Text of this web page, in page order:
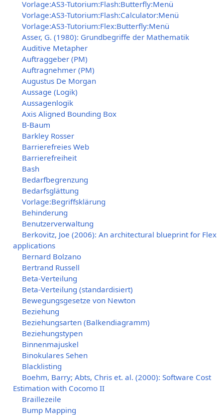
Vorlage:AS3-Tutorium:Flash:Butterfly:Menü
Vorlage:AS3-Tutorium:Flash:Calculator:Menü
Vorlage:AS3-Tutorium:Flex:Butterfly:Menü
Asser, G. (1980): Grundbegriffe der Mathematik
Auditive Metapher
Auftraggeber (PM)
Auftragnehmer (PM)
Augustus De Morgan
Aussage (Logik)
Aussagenlogik
Axis Aligned Bounding Box
B-Baum
Barkley Rosser
Barrierefreies Web
Barrierefreiheit
Bash
Bedarfbegrenzung
Bedarfsglättung
Vorlage:Begriffsklärung
Behinderung
Benutzerverwaltung
Berkovitz, Joe (2006): An architectural blueprint for Flex
applications
Bernard Bolzano
Bertrand Russell
Beta-Verteilung
Beta-Verteilung (standardisiert)
Bewegungsgesetze von Newton
Beziehung
Beziehungsarten (Balkendiagramm)
Beziehungstypen
Binnenmajuskel
Binokulares Sehen
Blacklisting
Boehm, Barry; Abts, Chris et. al. (2000): Software Cost
Estimation with Cocomo II
Braillezeile
Bump Mapping